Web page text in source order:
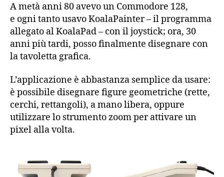
A metà anni 80 avevo un Commodore 128,
e ogni tanto usavo KoalaPainter – il programma
allegato al KoalaPad – con il joystick; ora, 30
anni più tardi, posso finalmente disegnare con
la tavoletta grafica.
L’applicazione è abbastanza semplice da usare:
è possibile disegnare figure geometriche (rette,
cerchi, rettangoli), a mano libera, oppure
utilizzare lo strumento zoom per attivare un
pixel alla volta.